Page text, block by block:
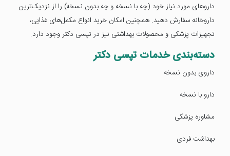
داروهای مورد نیاز خود (چه با نسخه و چه بدون نسخه) را از نزدیک‌ترین
داروخانه سفارش دهید. همچنین امکان خرید انواع مکمل‌های غذایی،
تجهیزات پزشکی و محصولات بهداشتی نیز در تپسی دکتر وجود دارد.
دسته‌بندی خدمات تپسی دکتر
داروی بدون نسخه
دارو با نسخه
مشاوره پزشکی
بهداشت فردی